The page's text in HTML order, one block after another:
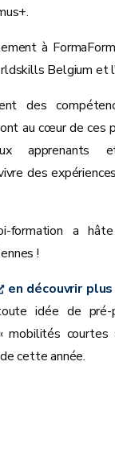
à
Belgium et
des
au cœur de ces
apprenants et
des
formation a
!
en découvrir
idée de
mobilités
cette année.